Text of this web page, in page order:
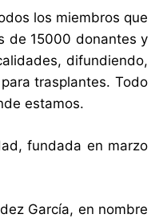
los miembros que
de 15000 donantes y
difundiendo,
trasplantes. Todo
estamos.
fundada en marzo
García, en nombre